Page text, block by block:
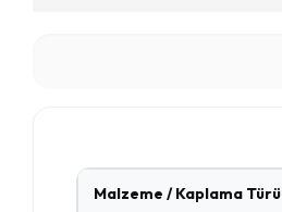
Malzeme / Kaplama Türü